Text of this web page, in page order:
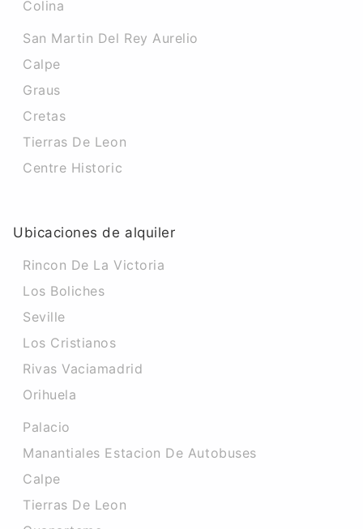
Colina
San Martin Del Rey Aurelio
Calpe
Graus
Cretas
Tierras De Leon
Centre Historic
Ubicaciones de alquiler
Rincon De La Victoria
Los Boliches
Seville
Los Cristianos
Rivas Vaciamadrid
Orihuela
Palacio
Manantiales Estacion De Autobuses
Calpe
Tierras De Leon